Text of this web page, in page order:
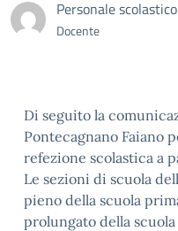
Personale scolastico
Docente
Di seguito la
Pontecagnano Faiano
refezione scolastica a
Le sezioni di scuola
pieno della scuola
prolungato della